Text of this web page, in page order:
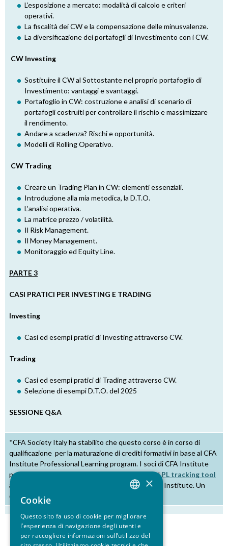
L’esposizione a mercato: modalità di calcolo e criteri
operativi.
La fiscalità dei CW e la compensazione delle minusvalenze.
La diversificazione dei portafogli di Investimento con i CW.
CW Investing
Sostituire il CW al Sottostante nel proprio portafoglio di
Investimento: vantaggi e svantaggi.
Portafoglio in CW: costruzione e analisi di scenario di
portafogli costruiti per controllare il rischio e massimizzare
il rendimento.
Andare a scadenza? Rischi e opportunità.
Modelli di Rolling Operativo.
CW Trading
Creare un Trading Plan in CW: elementi essenziali.
Introduzione alla mia metodica, la D.T.O.
L’analisi operativa.
La matrice prezzo / volatilità.
Il Risk Management.
Il Money Management.
Monitoraggio ed Equity Line.
PARTE 3
CASI PRATICI PER INVESTING E TRADING
Investing
Casi ed esempi pratici di Investing attraverso CW.
Trading
Casi ed esempi pratici di Trading attraverso CW.
Selezione di esempi D.T.O. del 2025
SESSIONE Q&A
*CFA Society Italy ha stabilito che questo corso è in corso di
qualificazione per la maturazione di crediti formativi in base al CFA
Institute Professional Learning program. I soci di CFA Institute
possono caricare i crediti maturati accedendo alPL tracking tool
attraverso il loro profilo personale sul sito di CFA Institute. Un
credito equivale ad un’ora di attività formativa.
×
Cookie
Questo sito fa uso di cookie per migliorare
l’esperienza di navigazione degli utenti e
per raccogliere informazioni sull’utilizzo del